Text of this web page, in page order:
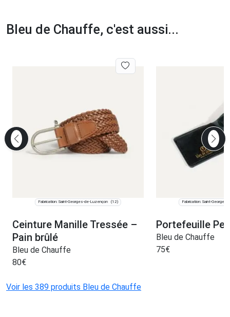
Bleu de Chauffe, c'est aussi...
Fabrication: Saint-Georges-de-Luzençon (12)
Ceinture Manille Tressée –
Pain brûlé
Bleu de Chauffe
80€
Fabrication: Saint-
Portefeuille
Bleu de Chauffe
75€
Voir les 389 produits Bleu de Chauffe